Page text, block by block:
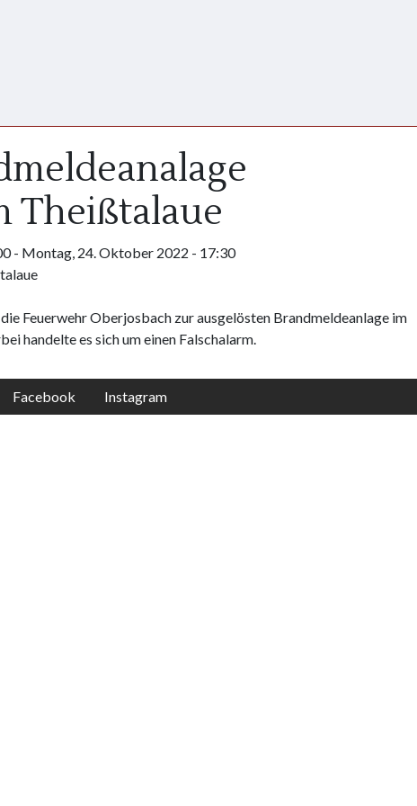
Theißtalaue
- Montag, 24. Oktober 2022 - 17:30
Feuerwehr Oberjosbach zur ausgelösten Brandmeldeanlage im
handelte es sich um einen Falschalarm.
Facebook Instagram